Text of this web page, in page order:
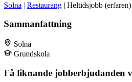
Solna | Restaurang | Heltidsjobb
Sammanfattning
Solna
Grundskola
Få liknande jobberbjudanden